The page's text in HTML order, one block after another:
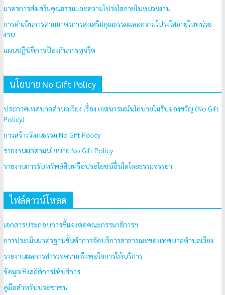
มาตรการส่งเสริมคุณธรรมและความโปร่งใสภายในหน่วยงาน
การดำเนินการตามมาตรการส่งเสริมคุณธรรมและความโปร่งใสภายในหน่วย
งาน
แผนปฏิบัติการป้องกันการทุจริต
นโยบาย No Gift Policy
ประกาศเทศบาลตำบลเวียง เรื่อง เจตนารมณ์นโยบายไม่รับของขวัญ (No Gift
Policy)
การสร้างวัฒนธรรม No Gift Policy
รายงานผลตามนโยบาย No Gift Policy
รายงานการรับทรัพย์สินหรือประโยชน์อื่นใดโดยธรรมจรรยา
ไฟล์ดาวน์โหลด
เอกสารประกอบการชี้แจงต่อคณะกรรมาธิการฯ
การประเมินมาตรฐานขั้นต่ำการจัดบริการสาธารณะของเทศบาลตำบลเวียง
รายงานผลการสำรวจความพึงพอใจการให้บริการ
ข้อมูลเชิงสถิติการให้บริการ
คู่มือสำหรับประชาชน